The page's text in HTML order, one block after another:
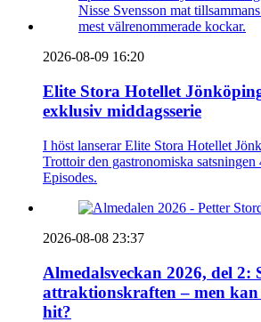
2026-08-09 16:20
Elite Stora Hotellet
exklusiv middagsserie
I höst lanserar Elite Stora Hotellet
Trottoir den gastronomiska
Episodes.
2026-08-08 23:37
Almedalsveckan 2026, del 2:
attraktionskraften – men kan
hit?